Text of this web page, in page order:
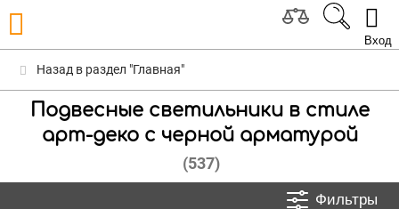
Вход
Назад в раздел "Главная"
Подвесные светильники в стиле
арт-деко с черной арматурой
(537)
Фильтры